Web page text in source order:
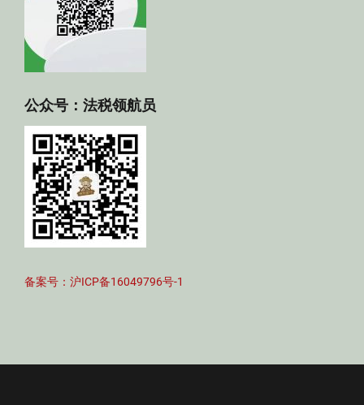
公众号：法税领航员
备案号：沪ICP备16049796号-1